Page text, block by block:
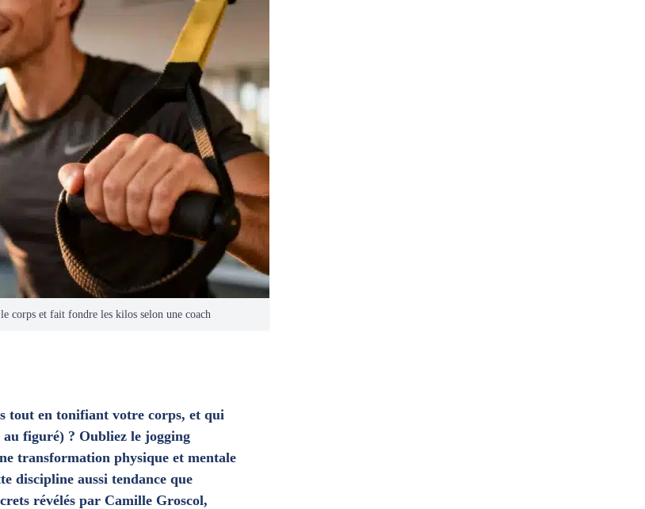
corps et fait fondre les kilos selon une coach
tout en tonifiant votre corps, et qui
figuré) ? Oubliez le jogging
transformation physique et mentale
discipline aussi tendance que
révélés par Camille Groscol,